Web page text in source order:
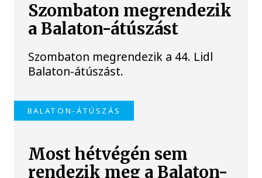
Szombaton megrendezik
a Balaton-átúszást
Szombaton megrendezik a 44. Lidl
Balaton-átúszást.
BALATON-ÁTÚSZÁS
Most hétvégén sem
rendezik meg a Balaton-